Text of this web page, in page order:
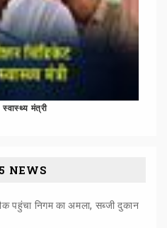
स्वास्थ्य मंत्री
NEWS
पहुंचा निगम का अमला, सब्जी दुकान